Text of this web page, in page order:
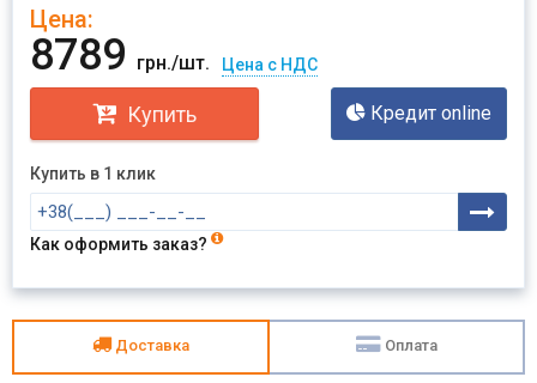
Цена:
8789 грн./шт. Цена с НДС
Купить Кредит online
Купить в 1 клик
Как оформить заказ?
Доставка Оплата